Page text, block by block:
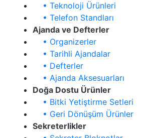
• Teknoloji Ürünleri
• Telefon Standları
Ajanda ve Defterler
• Organizerler
• Tarihli Ajandalar
• Defterler
• Ajanda Aksesuarları
Doğa Dostu Ürünler
• Bitki Yetiştirme Setleri
• Geri Dönüşüm Ürünler
Sekreterlikler